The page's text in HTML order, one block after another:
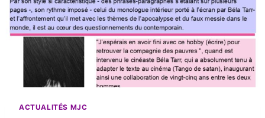
ACTUALITÉS MJC